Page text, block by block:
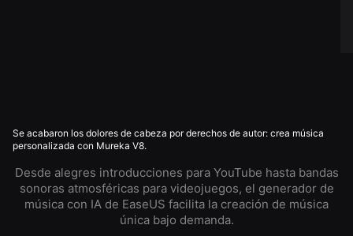
Se acabaron los dolores de cabeza por derechos de autor: crea música
personalizada con Mureka V8.
Desde alegres introducciones para YouTube hasta bandas
sonoras atmosféricas para videojuegos, el generador de
música con IA de EaseUS facilita la creación de música
única bajo demanda.